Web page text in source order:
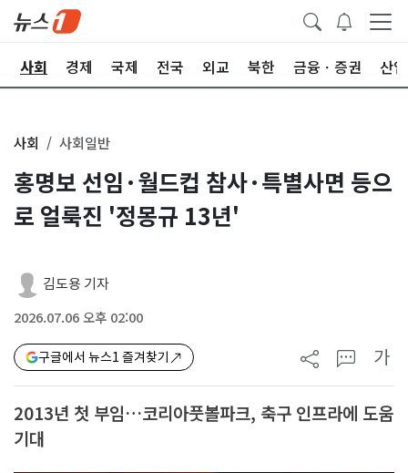
사회 경제 국제 전국 외교 북한 금융ㆍ증권 산업
사회 사회일반
홍명보 선임·월드컵 참사·특별사면 등으
로 얼룩진 '정몽규 13년'
김도용 기자
2026.07.06 오후 02:00
구글에서 뉴스1 즐겨찾기 가
2013년 첫 부임…코리아풋볼파크, 축구 인프라에 도움
기대